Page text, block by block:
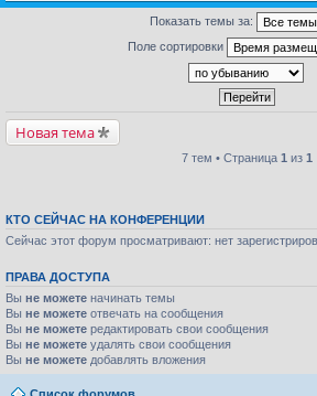
Показать темы за:
Поле сортировки
Новая тема
7 тем • Страница 1 из 1
КТО СЕЙЧАС НА КОНФЕРЕНЦИИ
Сейчас этот форум просматривают: нет
ПРАВА ДОСТУПА
Вы не можете начинать темы
Вы не можете отвечать на сообщения
Вы не можете редактировать свои сообщения
Вы не можете удалять свои сообщения
Вы не можете добавлять вложения
Список форумов